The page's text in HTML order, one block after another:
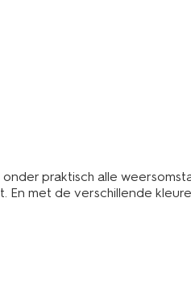
praktisch alle
met de verschillende